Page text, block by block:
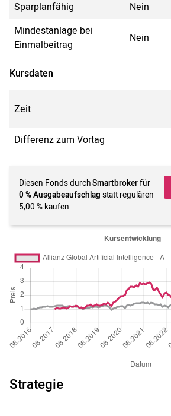
Sparplanfähig
Nein
Mindestanlage bei
Einmalbeitrag
Nein
Kursdaten
Zeit
Differenz zum Vortag
Diesen Fonds durchSmartbrokerfür
0 % Ausgabeaufschlag statt regulären
5,00 % kaufen
Strategie